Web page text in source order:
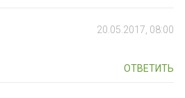
20.05.2017, 08:00
ОТВЕТИТЬ